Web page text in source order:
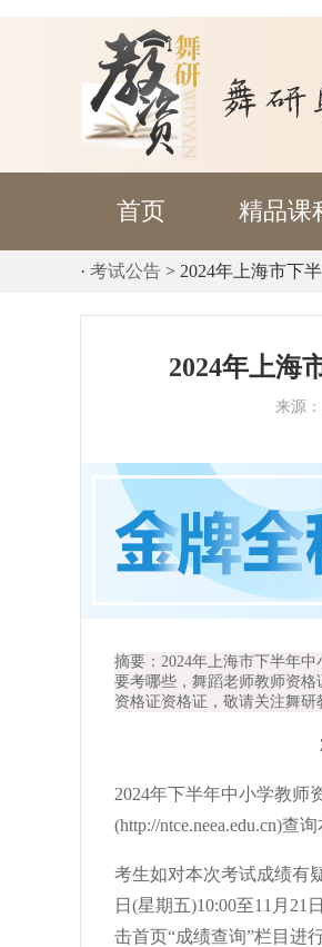
首页 精品课
· 考试公告 > 2024年上海市下
2024年上海
来源
摘要：2024年上海市下半年
要考哪些，舞蹈老师教师资
资格证资格证，敬请关注舞研
2024年下半年中小学教师
(http://ntce.neea.edu.cn)查
考生如对本次考试成绩有
日(星期五)10:00至11月21
击首页“成绩查询”栏目进